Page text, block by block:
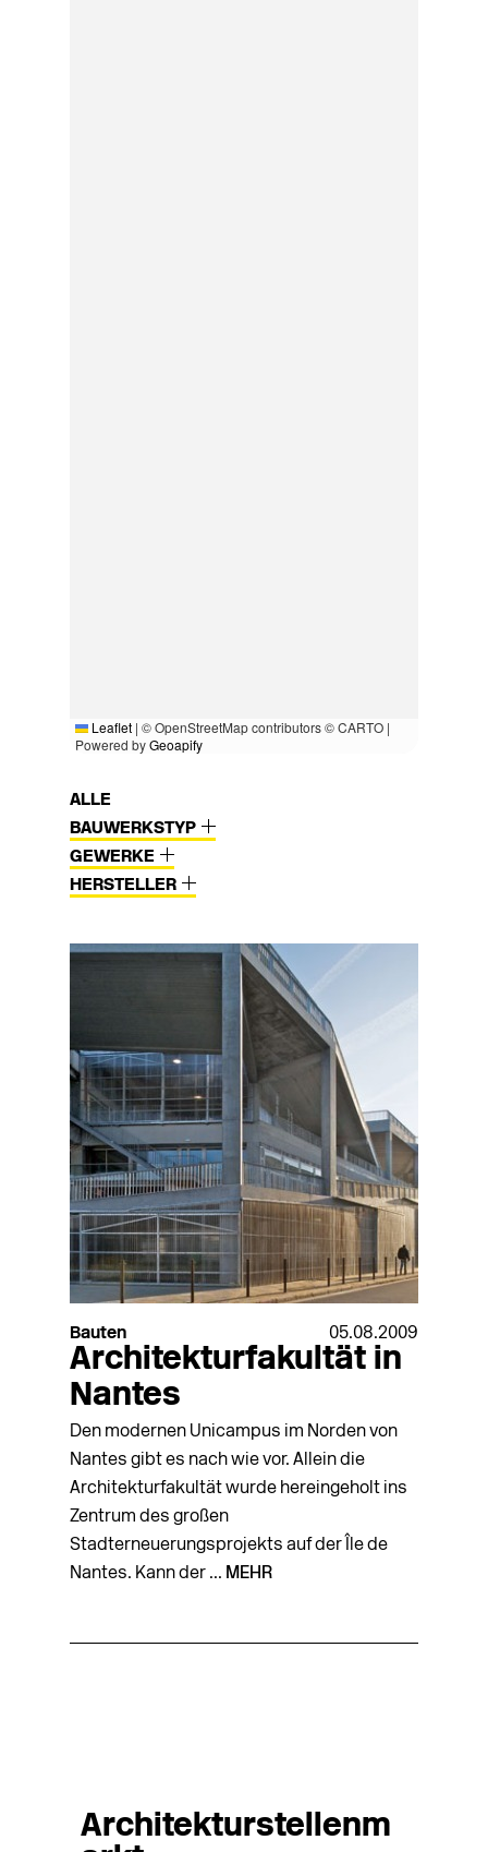
Leaflet | © OpenStreetMap contributors © CARTO |
Powered byGeoapify
ALLE
BAUWERKSTYP
GEWERKE
HERSTELLER
Bauten 05.08.2009
Architekturfakultät in
Nantes
Den modernen Unicampus im Norden von
Nantes gibt es nach wie vor. Allein die
Architekturfakultät wurde hereingeholt ins
Zentrum des großen
Stadterneuerungsprojekts auf der Île de
Nantes. Kann der ... MEHR
Architekturstellenm